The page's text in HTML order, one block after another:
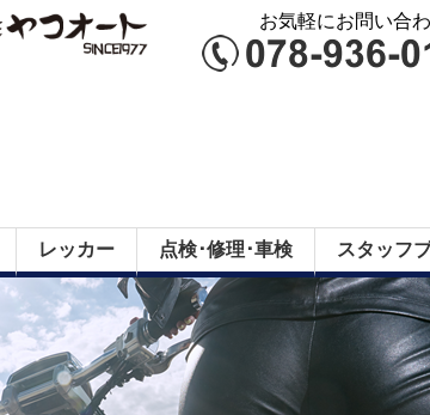
お気軽にお問い合
レッカー 点検･修理･車検 スタッフ